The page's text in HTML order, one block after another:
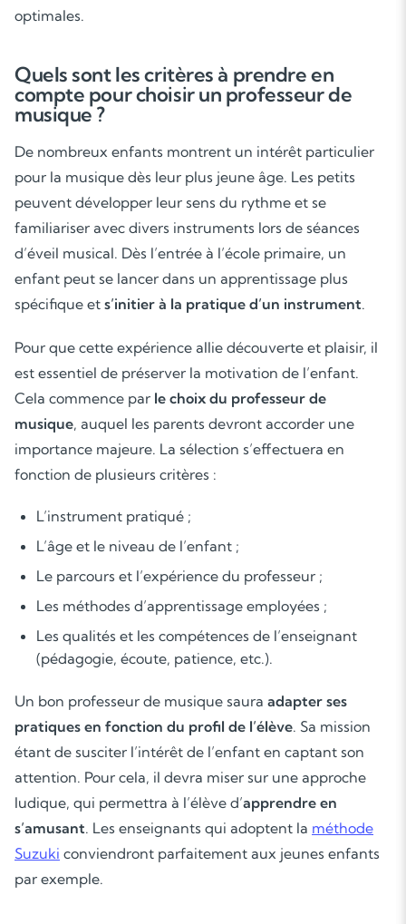
optimales.
Quels sont les critères à prendre en
compte pour choisir un professeur de
musique ?
De nombreux enfants montrent un intérêt particulier
pour la musique dès leur plus jeune âge. Les petits
peuvent développer leur sens du rythme et se
familiariser avec divers instruments lors de séances
d’éveil musical. Dès l’entrée à l’école primaire, un
enfant peut se lancer dans un apprentissage plus
spécifique et s’initier à la pratique d’un instrument.
Pour que cette expérience allie découverte et plaisir, il
est essentiel de préserver la motivation de l’enfant.
Cela commence par le choix du professeur de
musique, auquel les parents devront accorder une
importance majeure. La sélection s’effectuera en
fonction de plusieurs critères :
L’instrument pratiqué ;
L’âge et le niveau de l’enfant ;
Le parcours et l’expérience du professeur ;
Les méthodes d’apprentissage employées ;
Les qualités et les compétences de l’enseignant
(pédagogie, écoute, patience, etc.).
Un bon professeur de musique saura adapter ses
pratiques en fonction du profil de l’élève. Sa mission
étant de susciter l’intérêt de l’enfant en captant son
attention. Pour cela, il devra miser sur une approche
ludique, qui permettra à l’élève d’apprendre en
s’amusant. Les enseignants qui adoptent la méthode
Suzuki conviendront parfaitement aux jeunes enfants
par exemple.